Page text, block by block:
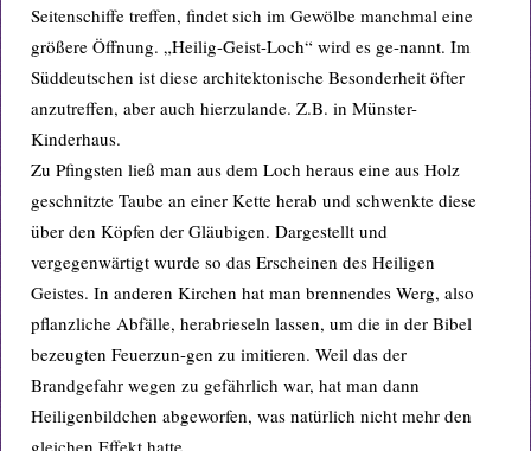
Seitenschiffe treffen, findet sich im Gewölbe manchmal eine
größere Öffnung. „Heilig-Geist-Loch“ wird es ge-nannt. Im
Süddeutschen ist diese architektonische Besonderheit öfter
anzutreffen, aber auch hierzulande. Z.B. in Münster-
Kinderhaus.
Zu Pfingsten ließ man aus dem Loch heraus eine aus Holz
geschnitzte Taube an einer Kette herab und schwenkte diese
über den Köpfen der Gläubigen. Dargestellt und
vergegenwärtigt wurde so das Erscheinen des Heiligen
Geistes. In anderen Kirchen hat man brennendes Werg, also
pflanzliche Abfälle, herabrieseln lassen, um die in der Bibel
bezeugten Feuerzun-gen zu imitieren. Weil das der
Brandgefahr wegen zu gefährlich war, hat man dann
Heiligenbildchen abgeworfen, was natürlich nicht mehr den
gleichen Effekt hatte.